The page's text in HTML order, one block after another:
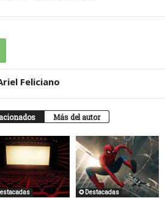
Feliciano
Más del autor
✪ Destacadas